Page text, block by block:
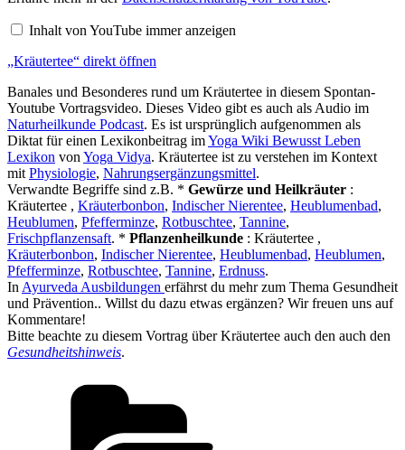
YouTube
Inhalt von YouTube immer anzeigen
„Kräutertee“ direkt öffnen
Banales und Besonderes rund um Kräutertee in diesem Spontan-
Youtube Vortragsvideo. Dieses Video gibt es auch als Audio im
Naturheilkunde Podcast. Es ist ursprünglich aufgenommen als
Diktat für einen Lexikonbeitrag imYoga Wiki Bewusst Leben
Lexikon von Yoga Vidya. Kräutertee ist zu verstehen im Kontext
mit Physiologie, Nahrungsergänzungsmittel.
Verwandte Begriffe sind z.B. * Gewürze und Heilkräuter :
Kräutertee , Kräuterbonbon, Indischer Nierentee, Heublumenbad,
Heublumen, Pfefferminze, Rotbuschtee, Tannine,
Frischpflanzensaft. * Pflanzenheilkunde : Kräutertee ,
Kräuterbonbon, Indischer Nierentee, Heublumenbad, Heublumen,
Pfefferminze, Rotbuschtee, Tannine, Erdnuss.
In Ayurveda Ausbildungen erfährst du mehr zum Thema Gesundheit
und Prävention.. Willst du dazu etwas ergänzen? Wir freuen uns auf
Kommentare!
Bitte beachte zu diesem Vortrag über Kräutertee auch den auch den
Gesundheitshinweis.